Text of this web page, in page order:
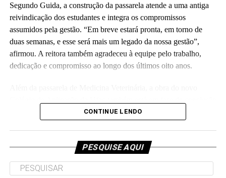
Leia Mais: UFAC
Segundo Guida, a construção da passarela atende a uma antiga
reivindicação dos estudantes e integra os compromissos
assumidos pela gestão. “Em breve estará pronta, em torno de
duas semanas, e esse será mais um legado da nossa gestão”,
afirmou. A reitora também agradeceu à equipe pelo trabalho,
dedicação e compromisso ao longo dos últimos oito anos.
e deve ser entregue em breve.CONTINUE LENDO
PESQUISE AQUI